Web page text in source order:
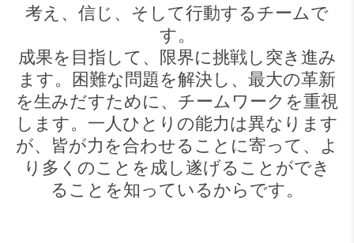
考え、信じ、そして行動するチームで
す。
成果を目指して、限界に挑戦し突き進み
ます。困難な問題を解決し、最大の革新
を生みだすために、チームワークを重視
します。一人ひとりの能力は異なります
が、皆が力を合わせることに寄って、よ
り多くのことを成し遂げることができ
ることを知っているからです。